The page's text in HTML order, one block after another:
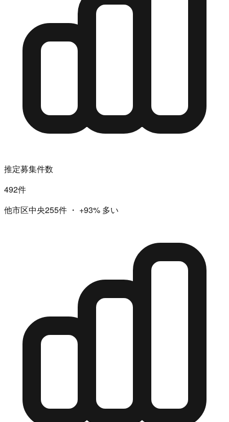
推定募集件数
492件
他市区中央255件 ・ +93% 多い